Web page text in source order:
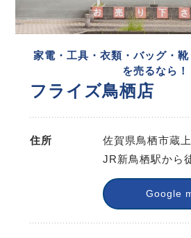
家電・工具・衣類・バッグ・
を売るなら！
フライズ鳥栖店
住所
佐賀県鳥栖市蔵
JR新鳥栖駅から
Google